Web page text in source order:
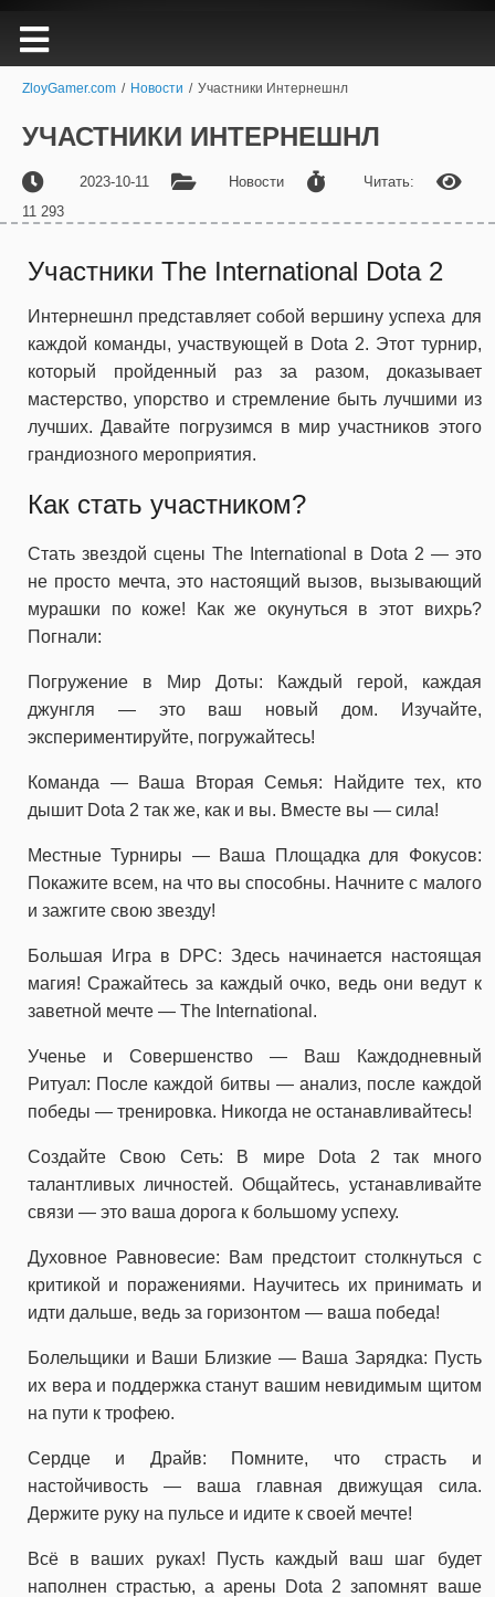
ZloyGamer.com / Новости / Участники Интернешнл
УЧАСТНИКИ ИНТЕРНЕШНЛ
2023-10-11 Новости
Читать:
11 293
Участники The International Dota 2
Интернешнл представляет собой вершину успеха для
каждой команды, участвующей в Dota 2. Этот турнир,
который пройденный раз за разом, доказывает
мастерство, упорство и стремление быть лучшими из
лучших. Давайте погрузимся в мир участников этого
грандиозного мероприятия.
Как стать участником?
Стать звездой сцены The International в Dota 2 — это
не просто мечта, это настоящий вызов, вызывающий
мурашки по коже! Как же окунуться в этот вихрь?
Погнали:
Погружение в Мир Доты: Каждый герой, каждая
джунгля — это ваш новый дом. Изучайте,
экспериментируйте, погружайтесь!
Команда — Ваша Вторая Семья: Найдите тех, кто
дышит Dota 2 так же, как и вы. Вместе вы — сила!
Местные Турниры — Ваша Площадка для Фокусов:
Покажите всем, на что вы способны. Начните с малого
и зажгите свою звезду!
Большая Игра в DPC: Здесь начинается настоящая
магия! Сражайтесь за каждый очко, ведь они ведут к
заветной мечте — The International.
Ученье и Совершенство — Ваш Каждодневный
Ритуал: После каждой битвы — анализ, после каждой
победы — тренировка. Никогда не останавливайтесь!
Создайте Свою Сеть: В мире Dota 2 так много
талантливых личностей. Общайтесь, устанавливайте
связи — это ваша дорога к большому успеху.
Духовное Равновесие: Вам предстоит столкнуться с
критикой и поражениями. Научитесь их принимать и
идти дальше, ведь за горизонтом — ваша победа!
Болельщики и Ваши Близкие — Ваша Зарядка: Пусть
их вера и поддержка станут вашим невидимым щитом
на пути к трофею.
Сердце и Драйв: Помните, что страсть и
настойчивость — ваша главная движущая сила.
Держите руку на пульсе и идите к своей мечте!
Всё в ваших руках! Пусть каждый ваш шаг будет
наполнен страстью, а арены Dota 2 запомнят ваше